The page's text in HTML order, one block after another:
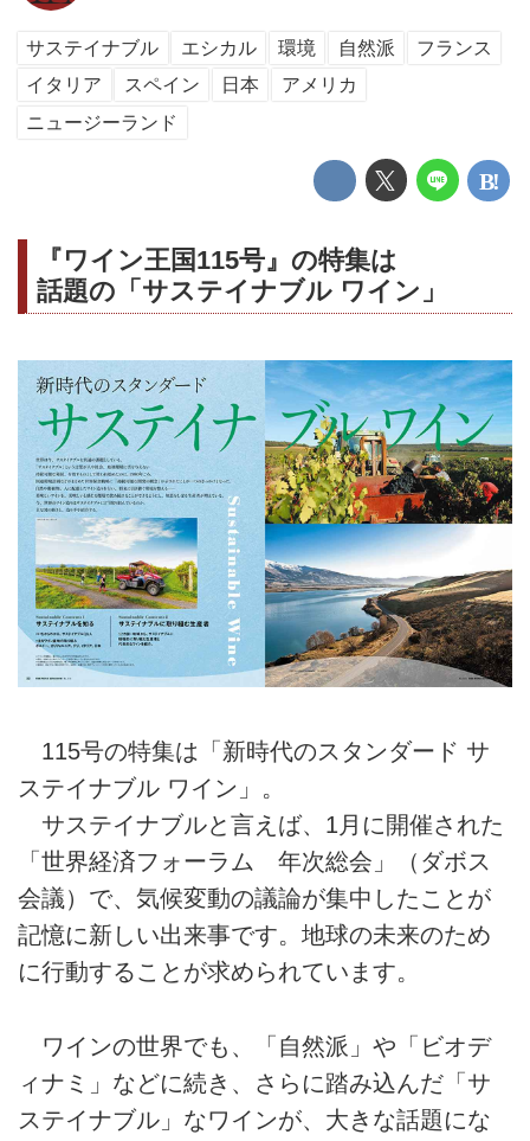
サステイナブル エシカル 環境 自然派
フランス
イタリア
スペイン 日本
アメリカ
ニュージーランド
『ワイン王国115号』の特集は
話題の「サステイナブル ワイン」
115号の特集は「新時代のスタンダード サ
ステイナブル ワイン」。
サステイナブルと言えば、1月に開催された
「世界経済フォーラム 年次総会」（ダボス
会議）で、気候変動の議論が集中したことが
記憶に新しい出来事です。地球の未来のため
に行動することが求められています。
ワインの世界でも、「自然派」や「ビオデ
ィナミ」などに続き、さらに踏み込んだ「サ
ステイナブル」なワインが、大きな話題にな